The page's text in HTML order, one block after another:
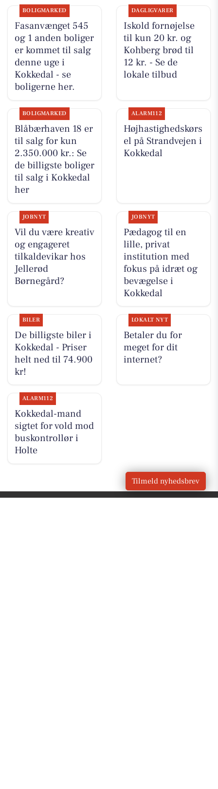
BOLIGMARKED
Fasanvænget 545
og 1 anden boliger
er kommet til salg
denne uge i
Kokkedal - se
boligerne her.
DAGLIGVARER
Iskold fornøjelse
til kun 20 kr. og
Kohberg brød til
12 kr. - Se de
lokale tilbud
BOLIGMARKED
Blåbærhaven 18 er
til salg for kun
2.350.000 kr.: Se
de billigste boliger
til salg i Kokkedal
her
ALARM112
Højhastighedskørs
el på Strandvejen i
Kokkedal
JOBNYT
Vil du være kreativ
og engageret
tilkaldevikar hos
Jellerød
Børnegård?
JOBNYT
Pædagog til en
lille, privat
institution med
fokus på idræt og
bevægelse i
Kokkedal
BILER
De billigste biler i
Kokkedal - Priser
helt ned til 74.900
kr!
LOKALT NYT
Betaler du for
meget for dit
internet?
ALARM112
Kokkedal-mand
sigtet for vold mod
buskontrollør i
Holte
Tilmeld nyhedsbrev